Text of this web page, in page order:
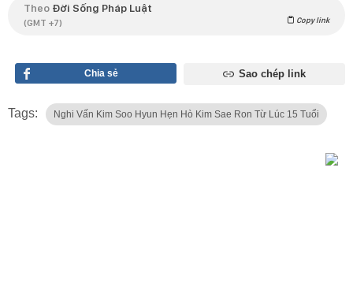
Theo Đời Sống Pháp Luật
(GMT +7) Copy link
Chia sẻ Sao chép link
Tags: Nghi Vấn Kim Soo Hyun Hẹn Hò Kim Sae Ron Từ Lúc 15 Tuổi